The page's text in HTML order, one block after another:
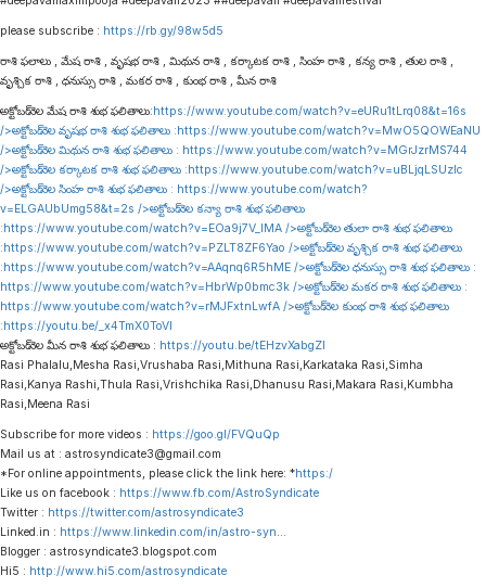
please subscribe : https://rb.gy/98w5d5
రాశి ఫలాలు , మేష రాశి , వృషభ రాశి , మిథున రాశి , కర్కాటక రాశి , సింహ రాశి , కన్య రాశి , తుల రాశి ,
వృశ్చిక రాశి , ధనుస్సు రాశి , మకర రాశి , కుంభ రాశి , మీన రాశి
అక్టోబర్ నెల మేష రాశి శుభ ఫలితాలు:https://www.youtube.com/watch?v=eURu1tLrq08&t=16s
/>అక్టోబర్ నెల వృషభ రాశి శుభ ఫలితాలు :https://www.youtube.com/watch?v=MwO5QOWEaNU
/>అక్టోబర్ నెల మిథున రాశి శుభ ఫలితాలు : https://www.youtube.com/watch?v=MGrJzrMS744
/>అక్టోబర్ నెల కర్కాటక రాశి శుభ ఫలితాలు :https://www.youtube.com/watch?v=uBLjqLSUzIc
/>అక్టోబర్ నెల సింహ రాశి శుభ ఫలితాలు : https://www.youtube.com/watch?
v=ELGAUbUmg58&t=2s />అక్టోబర్ నెల కన్యా రాశి శుభ ఫలితాలు
:https://www.youtube.com/watch?v=EOa9j7V_lMA />అక్టోబర్ నెల తులా రాశి శుభ ఫలితాలు
:https://www.youtube.com/watch?v=PZLT8ZF6Yao />అక్టోబర్ నెల వృశ్చిక రాశి శుభ ఫలితాలు
:https://www.youtube.com/watch?v=AAqnq6R5hME />అక్టోబర్ నెల ధనుస్సు రాశి శుభ ఫలితాలు :
https://www.youtube.com/watch?v=HbrWp0bmc3k />అక్టోబర్ నెల మకర రాశి శుభ ఫలితాలు :
https://www.youtube.com/watch?v=rMJFxtnLwfA />అక్టోబర్ నెల కుంభ రాశి శుభ ఫలితాలు
:https://youtu.be/_x4TmX0ToVI
అక్టోబర్ నెల మీన రాశి శుభ ఫలితాలు : https://youtu.be/tEHzvXabgZI
Rasi Phalalu,Mesha Rasi,Vrushaba Rasi,Mithuna Rasi,Karkataka Rasi,Simha
Rasi,Kanya Rashi,Thula Rasi,Vrishchika Rasi,Dhanusu Rasi,Makara Rasi,Kumbha
Rasi,Meena Rasi
Subscribe for more videos : https://goo.gl/FVQuQp
Mail us at : astrosyndicate3@gmail.com
*For online appointments, please click the link here: *https:/
Like us on facebook : https://www.fb.com/AstroSyndicate
Twitter : https://twitter.com/astrosyndicate3
Linked.in : https://www.linkedin.com/in/astro-syn
Blogger : astrosyndicate3.blogspot.com
Hi5 : http://www.hi5.com/astrosyndicate